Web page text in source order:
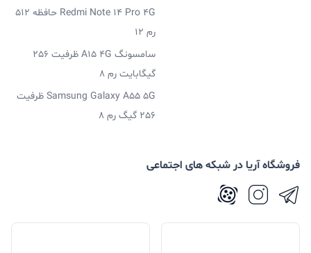
Redmi Note 14 Pro 4G حافظه 512
رم 12
سامسونگ A15 4G ظرفیت 256
گیگابایت رم 8
Samsung Galaxy A55 5G ظرفیت
256 گیگ رم 8
فروشگاه آریا در شبکه های اجتماعی